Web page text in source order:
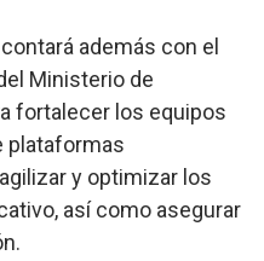
además con el
Ministerio de
fortalecer los equipos
plataformas
y optimizar los
así como asegurar